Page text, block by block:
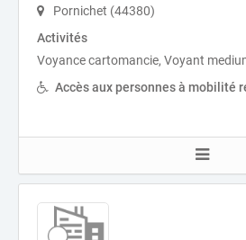
Pornichet (44380)
Activités
Voyance cartomancie, Voyant
Accès aux personnes à mobilité